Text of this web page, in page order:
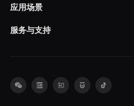
应用场景
服务与支持